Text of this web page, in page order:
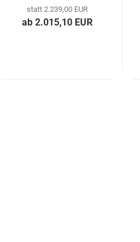
statt 2.239,00 EUR
ab 2.015,10 EUR